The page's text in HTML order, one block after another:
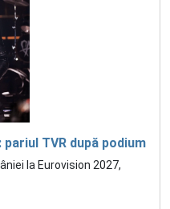
TVR după podium
la Eurovision 2027,